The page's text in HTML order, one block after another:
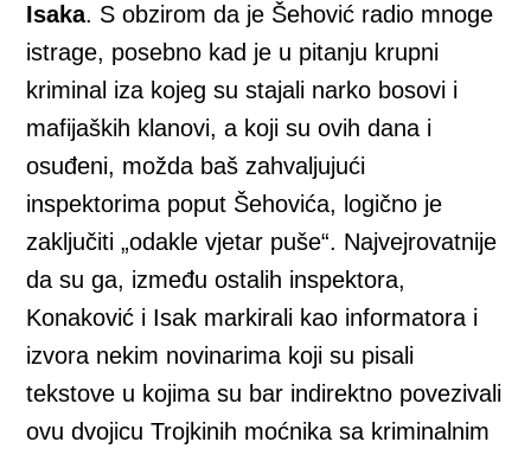
Isaka. S obzirom da je Šehović radio mnoge
istrage, posebno kad je u pitanju krupni
kriminal iza kojeg su stajali narko bosovi i
mafijaških klanovi, a koji su ovih dana i
osuđeni, možda baš zahvaljujući
inspektorima poput Šehovića, logično je
zaključiti „odakle vjetar puše“. Najvejrovatnije
da su ga, između ostalih inspektora,
Konaković i Isak markirali kao informatora i
izvora nekim novinarima koji su pisali
tekstove u kojima su bar indirektno povezivali
ovu dvojicu Trojkinih moćnika sa kriminalnim